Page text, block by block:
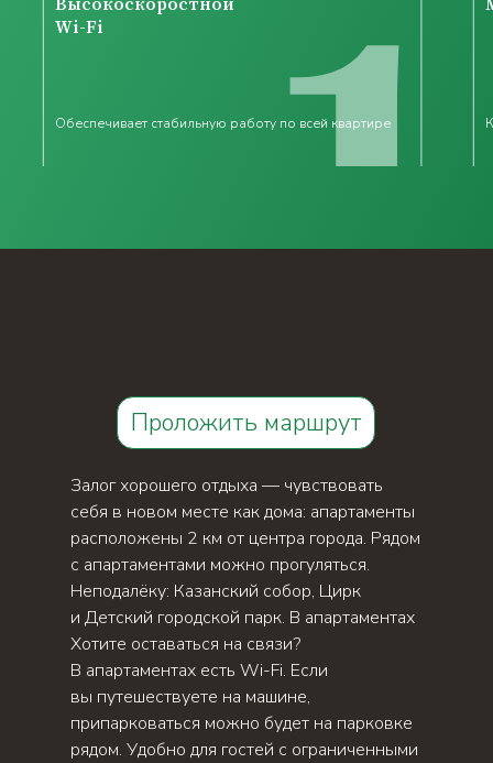
Высокоскоростной
Wi-Fi
Обеспечивает стабильную работу по всей квартире
Проложить маршрут
Залог хорошего отдыха — чувствовать
себя в новом месте как дома: апартаменты
расположены 2 км от центра города. Рядом
с апартаментами можно прогуляться.
Неподалёку: Казанский собор, Цирк
и Детский городской парк. В апартаментах
Хотите оставаться на связи?
В апартаментах есть Wi-Fi. Если
вы путешествуете на машине,
припарковаться можно будет на парковке
рядом. Удобно для гостей с ограниченными